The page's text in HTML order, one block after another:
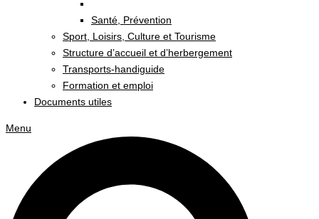
Santé, Prévention
Sport, Loisirs, Culture et Tourisme
Structure d’accueil et d’herbergement
Transports-handiguide
Formation et emploi
Documents utiles
Menu